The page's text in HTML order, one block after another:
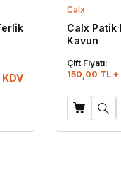
KDV
Calx
Calx Patik
Kavun
Çift Fiyatı:
150,00 TL +